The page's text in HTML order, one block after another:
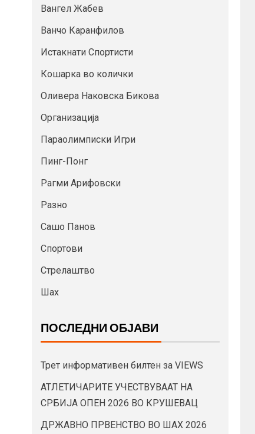
Вангел Жабев
Ванчо Каранфилов
Истакнати Спортисти
Кошарка во колички
Оливера Наковска Бикова
Организација
Параолимписки Игри
Пинг-Понг
Рагми Арифовски
Разно
Сашо Панов
Спортови
Стрелаштво
Шах
ПОСЛЕДНИ ОБЈАВИ
Трет информативен билтен за VIEWS
АТЛЕТИЧАРИТЕ УЧЕСТВУВААТ НА
СРБИЈА ОПЕН 2026 ВО КРУШЕВАЦ
ДРЖАВНО ПРВЕНСТВО ВО ШАХ 2026